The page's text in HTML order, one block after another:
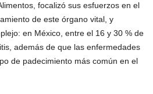
focalizó sus esfuerzos en el
de este órgano vital, y
en México, entre el 16 y 30 % de
además de que las enfermedades
de padecimiento más común en el